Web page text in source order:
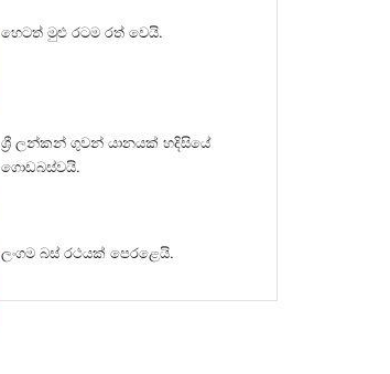
හෙටත් මුළු රටම රත් වෙයි.
ශ්‍රී ලන්කන් ගුවන් යානයක් හදිසියේ
ගොඩබස්වයි.
ලංගම බස් රථයක් පෙරළෙයි.